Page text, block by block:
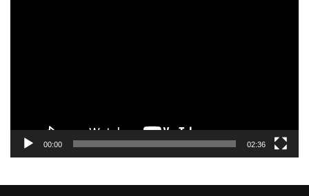
00:00 02:36